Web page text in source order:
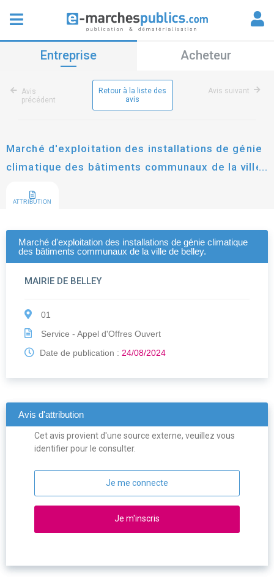
Entreprise Acheteur
Avis
précédent
Retour à la liste des
avis
Avis suivant
Marché d'exploitation des installations de génie
climatique des bâtiments communaux de la ville
ATTRIBUTION
Marché d'exploitation des installations de génie climatique
des bâtiments communaux de la ville de belley.
MAIRIE DE BELLEY
01
Service - Appel d'Offres Ouvert
Date de publication : 24/08/2024
Avis d'attribution
Cet avis provient d'une source externe, veuillez vous
identifier pour le consulter.
Je me connecte
Je m'inscris